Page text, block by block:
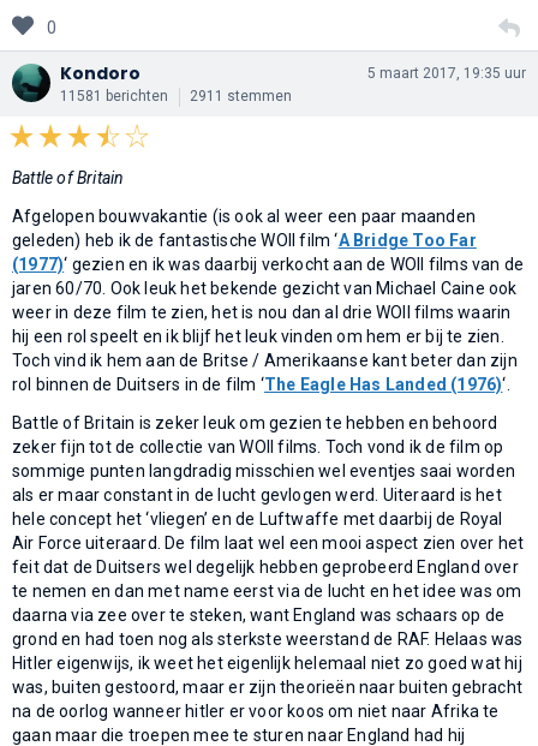
0
Kondoro
11581 berichten 2911 stemmen
5 maart 2017, 19:35 uur
Battle of Britain
Afgelopen bouwvakantie (is ook al weer een paar maanden
geleden) heb ik de fantastische WOII film ‘A Bridge Too Far
(1977)‘ gezien en ik was daarbij verkocht aan de WOII films van de
jaren 60/70. Ook leuk het bekende gezicht van Michael Caine ook
weer in deze film te zien, het is nou dan al drie WOII films waarin
hij een rol speelt en ik blijf het leuk vinden om hem er bij te zien.
Toch vind ik hem aan de Britse / Amerikaanse kant beter dan zijn
rol binnen de Duitsers in de film ‘The Eagle Has Landed (1976)‘.
Battle of Britain is zeker leuk om gezien te hebben en behoord
zeker fijn tot de collectie van WOII films. Toch vond ik de film op
sommige punten langdradig misschien wel eventjes saai worden
als er maar constant in de lucht gevlogen werd. Uiteraard is het
hele concept het ‘vliegen’ en de Luftwaffe met daarbij de Royal
Air Force uiteraard. De film laat wel een mooi aspect zien over het
feit dat de Duitsers wel degelijk hebben geprobeerd England over
te nemen en dan met name eerst via de lucht en het idee was om
daarna via zee over te steken, want England was schaars op de
grond en had toen nog als sterkste weerstand de RAF. Helaas was
Hitler eigenwijs, ik weet het eigenlijk helemaal niet zo goed wat hij
was, buiten gestoord, maar er zijn theorieën naar buiten gebracht
na de oorlog wanneer hitler er voor koos om niet naar Afrika te
gaan maar die troepen mee te sturen naar England had hij